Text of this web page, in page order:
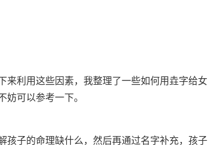
来利用这些因素，我整理了一些如何用垚字给女
妨可以参考一下。
孩子的命理缺什么，然后再通过名字补充，孩子